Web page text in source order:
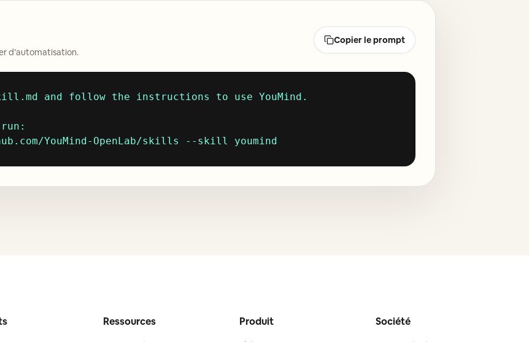
d’automatisation.
Copier le prompt
and follow the instructions to use YouMind.
YouMind-OpenLab/skills --skill youmind
Ressources Produit Société